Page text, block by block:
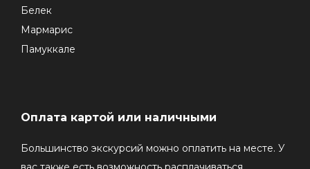
Белек
Мармарис
Памуккале
Оплата картой или наличными
Большинство экскурсий можно оплатить на месте. У